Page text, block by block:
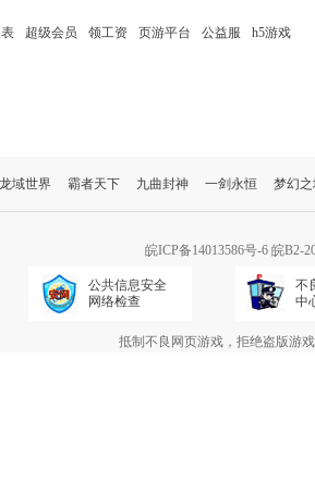
超级会员 领工资 页游平台 公益服 h5游戏
龙域世界 霸者天下 九曲封神 一剑永恒 梦幻
皖ICP备14013586号-6 皖B2-
公共信息安全
网络检查
不
中
抵制不良网页游戏，拒绝盗版游